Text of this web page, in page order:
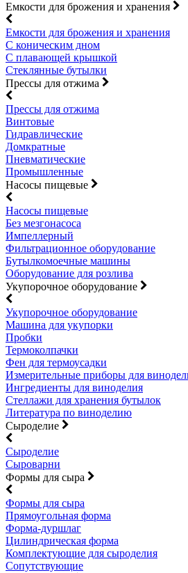
Емкости для брожения и хранения
Емкости для брожения и хранения
С коническим дном
С плавающей крышкой
Стеклянные бутылки
Прессы для отжима
Прессы для отжима
Винтовые
Гидравлические
Домкратные
Пневматические
Промышленные
Насосы пищевые
Насосы пищевые
Без мезгонасоса
Импеллерный
Фильтрационное оборудование
Бутылкомоечные машины
Оборудование для розлива
Укупорочное оборудование
Укупорочное оборудование
Машина для укупорки
Пробки
Термоколпачки
Фен для термоусадки
Измерительные приборы для
Ингредиенты для виноделия
Стеллажи для хранения бутылок
Литература по виноделию
Сыроделие
Сыроделие
Сыроварни
Формы для сыра
Формы для сыра
Прямоугольная форма
Форма-дуршлаг
Цилиндрическая форма
Комплектующие для сыроделия
Сопутствующие